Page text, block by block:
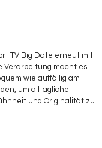
TV Big Date erneut mit
Verarbeitung macht es
wie auffällig am
um alltägliche
und Originalität zu